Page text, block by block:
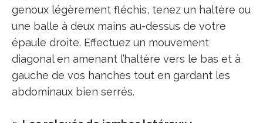
genoux légèrement fléchis, tenez un haltère ou
une balle à deux mains au-dessus de votre
épaule droite. Effectuez un mouvement
diagonal en amenant l’haltère vers le bas et à
gauche de vos hanches tout en gardant les
abdominaux bien serrés.